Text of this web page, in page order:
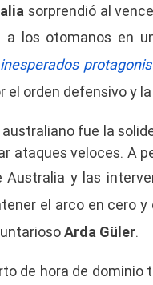
sorprendió al
a los otomanos en
el orden defensivo y
fue la
ataques veloces. A
Australia y las
el arco en cero y
Arda Güler.
de hora de